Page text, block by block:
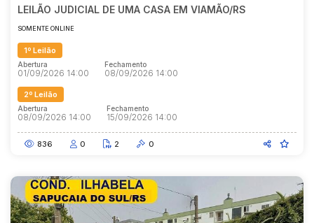
LEILÃO JUDICIAL DE UMA CASA EM VIAMÃO/RS
SOMENTE ONLINE
1º Leilão
Abertura
01/09/2026 14:00
Fechamento
08/09/2026 14:00
2º Leilão
Abertura
08/09/2026 14:00
Fechamento
15/09/2026 14:00
836 0 2 0